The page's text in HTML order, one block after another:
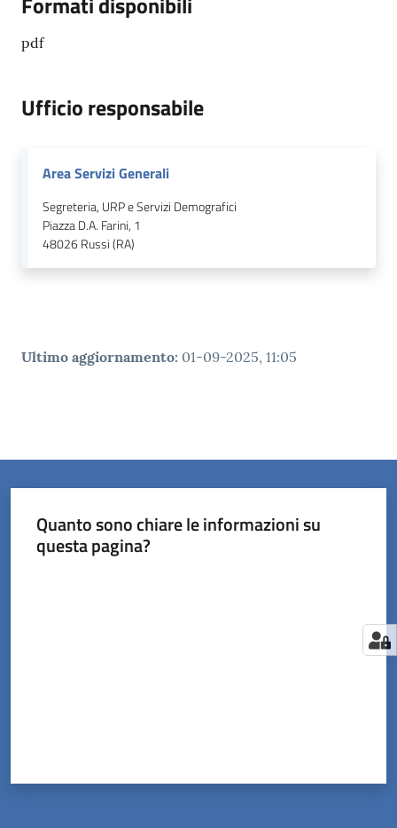
pdf
Ufficio responsabile
Area Servizi Generali
Segreteria, URP e Servizi Demografici
Piazza D.A. Farini, 1
48026Russi (RA)
Ultimo aggiornamento: 01-09-2025, 11:05
Quanto sono chiare le informazioni su
questa pagina?